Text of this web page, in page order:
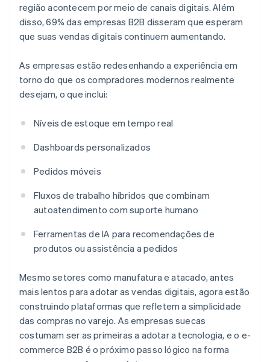
região acontecem por meio de canais digitais. Além
disso, 69% das empresas B2B disseram que esperam
que suas vendas digitais continuem aumentando.
As empresas estão redesenhando a experiência em
torno do que os compradores modernos realmente
desejam, o que inclui:
Níveis de estoque em tempo real
Dashboards personalizados
Pedidos móveis
Fluxos de trabalho híbridos que combinam
autoatendimento com suporte humano
Ferramentas de IA para recomendações de
produtos ou assistência a pedidos
Mesmo setores como manufatura e atacado, antes
mais lentos para adotar as vendas digitais, agora estão
construindo plataformas que refletem a simplicidade
das compras no varejo. As empresas suecas
costumam ser as primeiras a adotar a tecnologia, e o e-
commerce B2B é o próximo passo lógico na forma